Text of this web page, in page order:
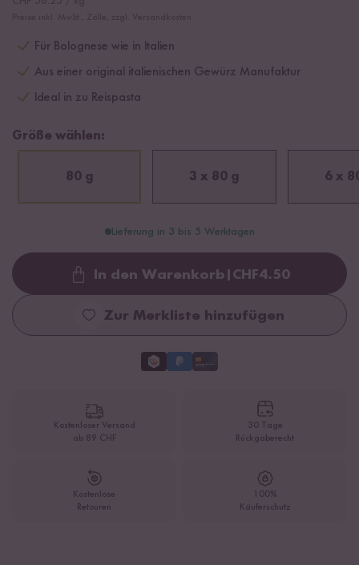
Für Bolognese wie in Italien
Aus einer original italienischen Gewürz Manufaktur
Ideal in zu Reispasta
Größe wählen:
80 g 3 x 80 g 6 x
Lieferung in 3 bis 5 Werktagen
Loading...
In den Warenkorb CHF4.50
Zur Merkliste hinzufügen
Kostenloser Versand
ab 89 CHF
30 Tage
Rückgaberecht
Kostenlose
Retouren
100%
Käuferschutz